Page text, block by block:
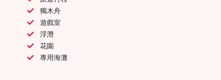
獨木舟
遊戲室
浮潛
花園
專用海灘